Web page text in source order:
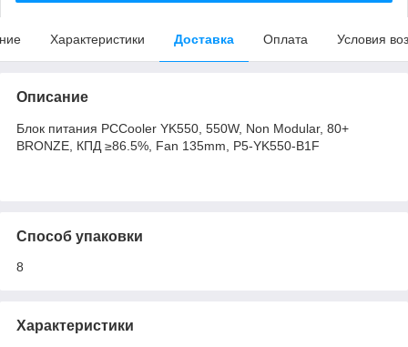
Характеристики Доставка Оплата Условия
Описание
Блок питания PCCooler YK550, 550W, Non Modular, 80+
BRONZE, КПД ≥86.5%, Fan 135mm, P5-YK550-B1F
Способ упаковки
8
Характеристики